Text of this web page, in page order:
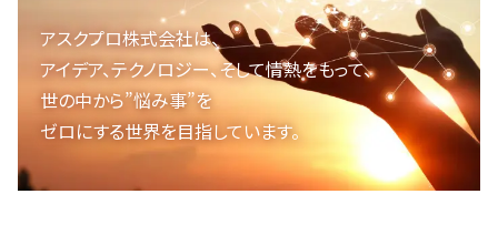
アスクプロ株式会社は、
アイデア、テクノロジー、そして情熱をもって、
世の中から”悩み事”を
ゼロにする世界を目指しています。